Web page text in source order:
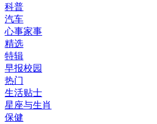
科普
汽车
心事家事
精选
特辑
早报校园
热门
生活贴士
星座与生肖
保健